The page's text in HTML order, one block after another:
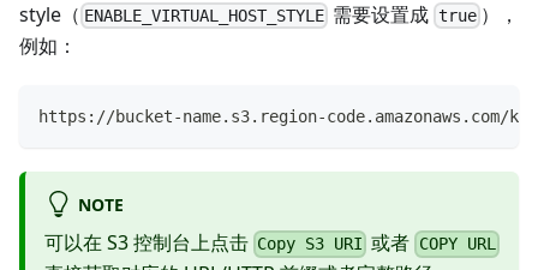
style（ ENABLE_VIRTUAL_HOST_STYLE 需要设置成 true），
例如：
https://bucket-name.s3.region-code.amazonaws.com/
NOTE
可以在 S3 控制台上点击 Copy S3 URI 或者 COPY URL